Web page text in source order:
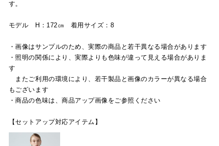
す。
モデル H：172㎝ 着用サイズ：8
・画像はサンプルのため、実際の商品と若干異なる場合があります
・照明の関係により、実際よりも色味が違って見える場合がありま
す
またご利用の環境により、若干製品と画像のカラーが異なる場合
もございます
・商品の色味は、商品アップ画像をご参照ください
【セットアップ対応アイテム】